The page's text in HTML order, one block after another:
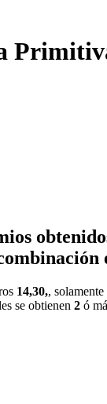
14,30,, solamente
se obtienen 2 ó